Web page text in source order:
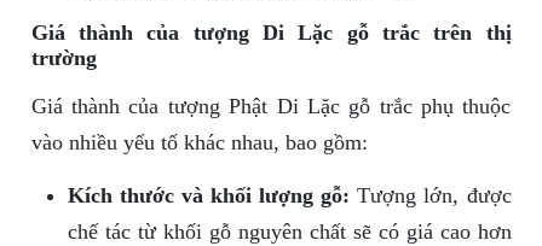
Giá thành của tượng Di Lặc gỗ trắc trên thị
trường
Giá thành của tượng Phật Di Lặc gỗ trắc phụ thuộc
vào nhiều yếu tố khác nhau, bao gồm:
Kích thước và khối lượng gỗ: Tượng lớn, được
chế tác từ khối gỗ nguyên chất sẽ có giá cao hơn